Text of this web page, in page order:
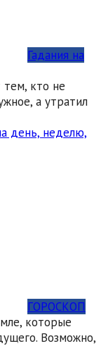
Гадания на
кто не
а утратил
день, неделю,
ГОРОСКОП
которые
Возможно,